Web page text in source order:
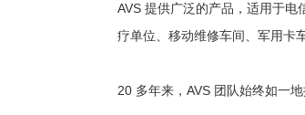
AVS 提供广泛的产品，适用于
疗单位、移动维修车间、军用卡
20 多年来，AVS 团队始终如一